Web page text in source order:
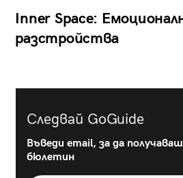
Inner Space:
разстройства
Следвай GoGuide
Въведи email, за да
бюлетин